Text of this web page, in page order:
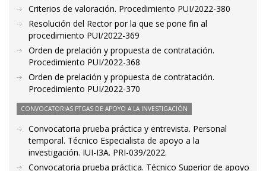
Criterios de valoración. Procedimiento PUI/2022-380
Resolución del Rector por la que se pone fin al
procedimiento PUI/2022-369
Orden de prelación y propuesta de contratación.
Procedimiento PUI/2022-368
Orden de prelación y propuesta de contratación.
Procedimiento PUI/2022-370
CONVOCATORIAS PTGAS DE APOYO A LA INVESTIGACIÓN
Convocatoria prueba práctica y entrevista. Personal
temporal. Técnico Especialista de apoyo a la
investigación. IUI-I3A. PRI-039/2022.
Convocatoria prueba práctica. Técnico Superior de apoyo